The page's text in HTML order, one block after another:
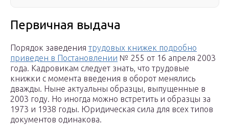
Первичная выдача
Порядок заведения трудовых книжек подробно
приведен в Постановлении № 255 от 16 апреля 2003
года. Кадровикам следует знать, что трудовые
книжки с момента введения в оборот менялись
дважды. Ныне актуальны образцы, выпущенные в
2003 году. Но иногда можно встретить и образцы за
1973 и 1938 годы. Юридическая сила для всех типов
документов одинакова.